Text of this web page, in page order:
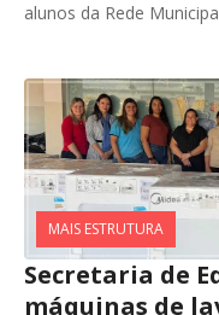
alunos da Rede
MAIS ESTRUTURA
Secretaria de
máquinas de